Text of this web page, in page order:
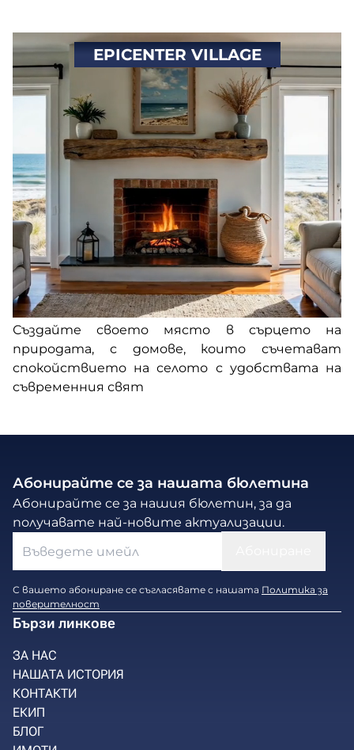
EPICENTER VILLAGE
Създайте своето място в сърцето на
природата, с домове, които съчетават
спокойствието на селото с удобствата на
съвременния свят
Абонирайте се за нашата бюлетина
Абонирайте се за нашия бюлетин, за да
получавате най-новите актуализации.
С вашето абониране се съгласявате с нашата Политика за
поверителност
Бързи линкове
ЗА НАС
НАШАТА ИСТОРИЯ
КОНТАКТИ
ЕКИП
БЛОГ